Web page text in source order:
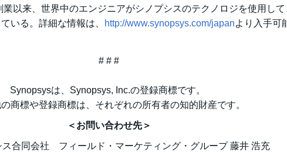
以来、世界中のエンジニアがシノプシスのテクノロジを使用し
いる。詳細な情報は、
http://www.synopsys.com/japanより入手可
# # #
Synopsysは、Synopsys, Inc.の登録商標です。
商標や登録商標は、それぞれの所有者の知的財産です。
＜お問い合わせ先＞
ス合同会社 フィールド・マーケティング・グループ 藤井 浩充